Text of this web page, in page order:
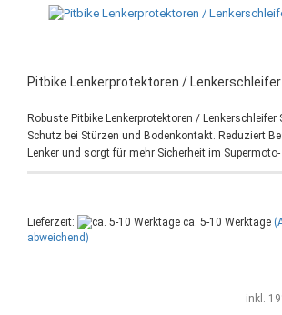
Pitbike Lenkerprotektoren / Lenkerschleifer
Robuste Pitbike Lenkerprotektoren / Lenkerschleifer
Schutz bei Stürzen und Bodenkontakt. Reduziert
Lenker und sorgt für mehr Sicherheit im Supermoto-
Lieferzeit: ca. 5-10 Werktage
abweichend)
inkl.